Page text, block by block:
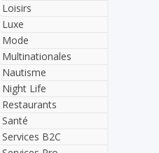
Loisirs
Luxe
Mode
Multinationales
Nautisme
Night Life
Restaurants
Santé
Services B2C